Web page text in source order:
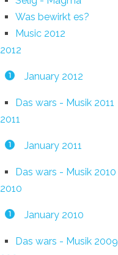
Was bewirkt es?
Music 2012
2012
1 January 2012
Das wars - Musik 2011
2011
1 January 2011
Das wars - Musik 2010
2010
1 January 2010
Das wars - Musik 2009